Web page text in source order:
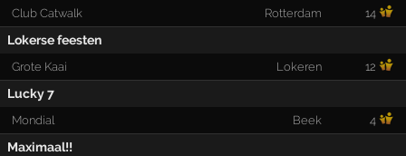
Club Catwalk Rotterdam 14
Lokerse feesten
Grote Kaai Lokeren 12
Lucky 7
Mondial Beek 4
Maximaal!!